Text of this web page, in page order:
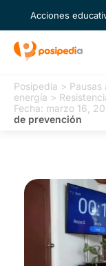
Acciones
Posipedia > Pausas
energía >
Fecha: marzo 16,
de prevención